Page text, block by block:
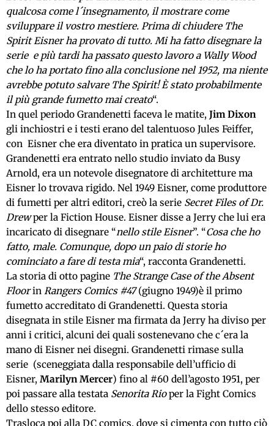
qualcosa come l´insegnamento, il mostrare come
sviluppare il vostro mestiere. Prima di chiudere The
Spirit Eisner ha provato di tutto. Mi ha fatto disegnare la
serie e più tardi ha passato questo lavoro a Wally Wood
che lo ha portato fino alla conclusione nel 1952, ma niente
avrebbe potuto salvare The Spirit! È stato probabilmente
il più grande fumetto mai creato“.
In quel periodo Grandenetti faceva le matite, Jim Dixon
gli inchiostri e i testi erano del talentuoso Jules Feiffer,
con Eisner che era diventato in pratica un supervisore.
Grandenetti era entrato nello studio inviato da Busy
Arnold, era un notevole disegnatore di architetture ma
Eisner lo trovava rigido. Nel 1949 Eisner, come produttore
di fumetti per altri editori, creò la serie Secret Files of Dr.
Drewper la Fiction House. Eisner disse a Jerry che lui era
incaricato di disegnare “nello stile Eisner”. “Cosa che ho
fatto, male. Comunque, dopo un paio di storie ho
cominciato a fare di testa mia“, racconta Grandenetti.
La storia di otto pagine The Strange Case of the Absent
Floorin Rangers Comics #47(giugno 1949)è il primo
fumetto accreditato di Grandenetti. Questa storia
disegnata in stile Eisner ma firmata da Jerry ha diviso per
anni i critici, alcuni dei quali sostenevano che c´era la
mano di Eisner nei disegni. Grandenetti rimase sulla
serie (sceneggiata dalla responsabile dell’ufficio di
Eisner, Marilyn Mercer) fino al #60 dell’agosto 1951, per
poi passare alla testata Senorita Rioper la Fight Comics
dello stesso editore.
Trasloca poi alla DC comics, dove si cimenta con tutto ciò